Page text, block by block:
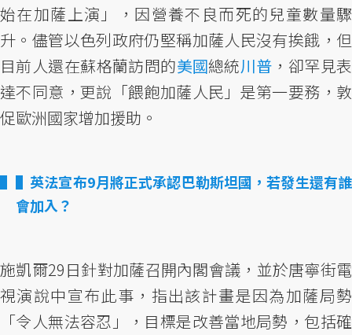
始在加薩上演」，因營養不良而死的兒童數量驟
升。儘管以色列政府仍堅稱加薩人民沒有挨餓，但
目前人還在蘇格蘭訪問的美國總統川普，卻罕見表
達不同意，更說「餵飽加薩人民」是第一要務，敦
促歐洲國家增加援助。
▌英法宣布9月將正式承認巴勒斯坦國，若發生還有誰
會加入？
施凱爾29日針對加薩召開內閣會議，並於唐寧街電
視演說中宣布此事，指出該計畫是因為加薩局勢
「令人無法容忍」，目標是改善當地局勢，包括確